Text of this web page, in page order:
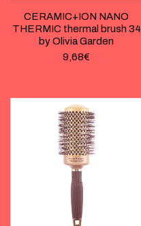
CERAMIC+ION NANO
THERMIC thermal brush 34
by Olivia Garden
9,68€